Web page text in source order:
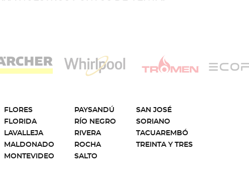
FLORES
FLORIDA
LAVALLEJA
MALDONADO
MONTEVIDEO
PAYSANDÚ
RÍO NEGRO
RIVERA
ROCHA
SALTO
SAN JOSÉ
SORIANO
TACUAREMBÓ
TREINTA Y TRES